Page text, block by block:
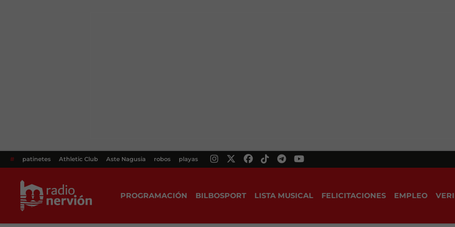
# patinetes Athletic Club Aste Nagusia robos playas
PROGRAMACIÓN BILBOSPORT LISTA MUSICAL FELICITACIONES EMPLEO